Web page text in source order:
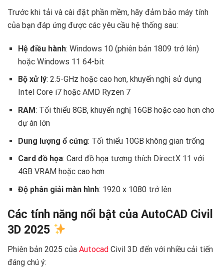
Trước khi tải và cài đặt phần mềm, hãy đảm bảo máy tính
của bạn đáp ứng được các yêu cầu hệ thống sau:
Hệ điều hành: Windows 10 (phiên bản 1809 trở lên)
hoặc Windows 11 64-bit
Bộ xử lý: 2.5-GHz hoặc cao hơn, khuyến nghị sử dụng
Intel Core i7 hoặc AMD Ryzen 7
RAM: Tối thiểu 8GB, khuyến nghị 16GB hoặc cao hơn cho
dự án lớn
Dung lượng ổ cứng: Tối thiểu 10GB không gian trống
Card đồ họa: Card đồ họa tương thích DirectX 11 với
4GB VRAM hoặc cao hơn
Độ phân giải màn hình: 1920 x 1080 trở lên
Các tính năng nổi bật của AutoCAD Civil
3D 2025
Phiên bản 2025 của Autocad Civil 3D đến với nhiều cải tiến
đáng chú ý: